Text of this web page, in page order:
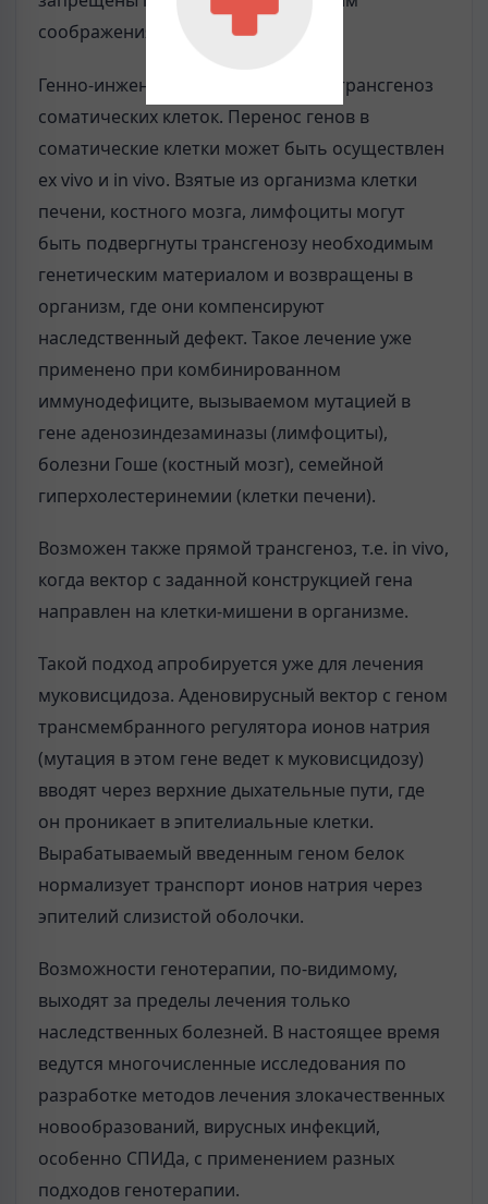
соображениям.
Генно-инженерное лечение через трансгеноз
соматических клеток. Перенос генов в
соматические клетки может быть осуществлен
ex vivo и in vivo. Взятые из организма клетки
печени, костного мозга, лимфоциты могут
быть подвергнуты трансгенозу необходимым
генетическим материалом и возвращены в
организм, где они компенсируют
наследственный дефект. Такое лечение уже
применено при комбинированном
иммунодефиците, вызываемом мутацией в
гене аденозиндезаминазы (лимфоциты),
болезни Гоше (костный мозг), семейной
гиперхолестеринемии (клетки печени).
Возможен также прямой трансгеноз, т.е. in vivo,
когда вектор с заданной конструкцией гена
направлен на клетки-мишени в организме.
Такой подход апробируется уже для лечения
муковисцидоза. Аденовирусный вектор с геном
трансмембранного регулятора ионов натрия
(мутация в этом гене ведет к муковисцидозу)
вводят через верхние дыхательные пути, где
он проникает в эпителиальные клетки.
Вырабатываемый введенным геном белок
нормализует транспорт ионов натрия через
эпителий слизистой оболочки.
Возможности генотерапии, по-видимому,
выходят за пределы лечения только
наследственных болезней. В настоящее время
ведутся многочисленные исследования по
разработке методов лечения злокачественных
новообразований, вирусных инфекций,
особенно СПИДа, с применением разных
подходов генотерапии.